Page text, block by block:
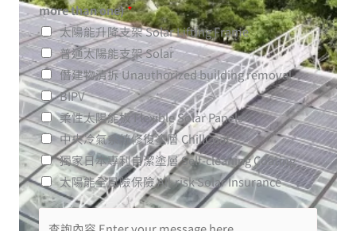
more than one)*
太陽能升降支架 Solar Lifting Frame
普通太陽能支架 Solar
僭建物清拆 Unauthorized building removal
BIPV
柔性太陽能板 Flexible Solar Panels
中央冷氣系統修復塗層 ChillCoat
獨家日本專利自潔塗層​ Self-cleaning Coating
太陽能全風險保險 All-risk Solar Insurance